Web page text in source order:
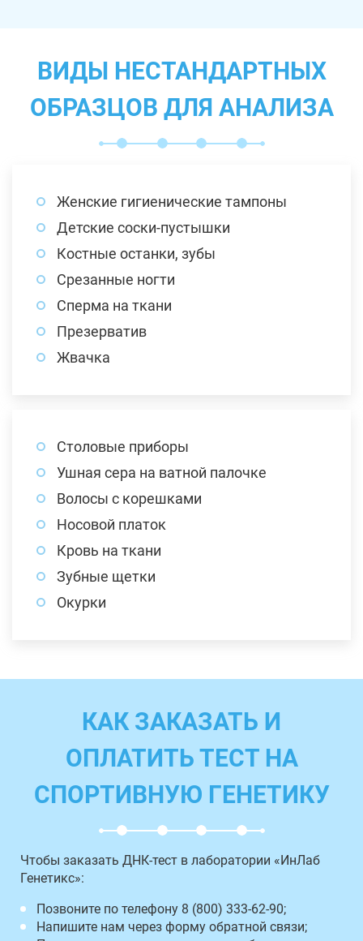
ВИДЫ НЕСТАНДАРТНЫХ
ОБРАЗЦОВ ДЛЯ АНАЛИЗА
Женские гигиенические тампоны
Детские соски-пустышки
Костные останки, зубы
Срезанные ногти
Сперма на ткани
Презерватив
Жвачка
Столовые приборы
Ушная сера на ватной палочке
Волосы с корешками
Носовой платок
Кровь на ткани
Зубные щетки
Окурки
КАК ЗАКАЗАТЬ И
ОПЛАТИТЬ ТЕСТ НА
СПОРТИВНУЮ ГЕНЕТИКУ
Чтобы заказать ДНК-тест в лаборатории «ИнЛаб
Генетикс»:
Позвоните по телефону 8 (800) 333-62-90;
Напишите нам через форму обратной связи;